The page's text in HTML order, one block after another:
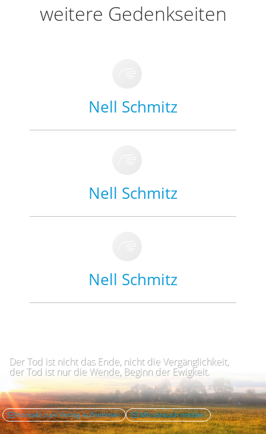
weitere Gedenkseiten
Nell Schmitz
Nell Schmitz
Nell Schmitz
Der Tod ist nicht das Ende, nicht die Vergänglichkeit,
der Tod ist nur die Wende, Beginn der Ewigkeit.
Kontakt zum Verlag aufnehmen Missbrauch melden